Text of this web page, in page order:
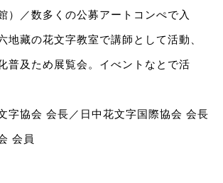
）／数多くの公募アートコンぺで入
地藏の花文字教室で講師として活動、
普及ため展覧会。イべントなとで活
字協会 会長／日中花文字国際協会 会長
会員